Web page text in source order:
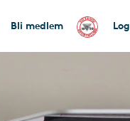
Bli medlem